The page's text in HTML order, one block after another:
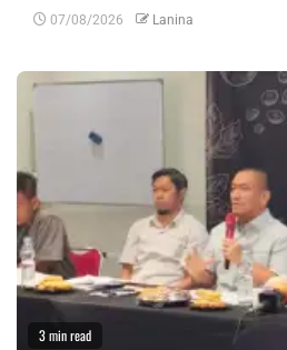
07/08/2026 Lanina
3 min read